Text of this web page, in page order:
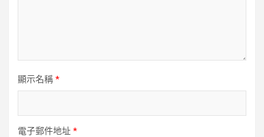
顯示名稱 *
電子郵件地址 *